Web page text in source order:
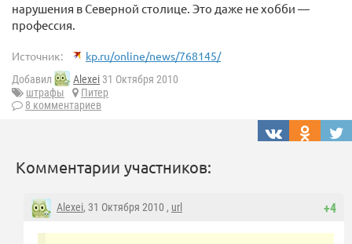
нарушения в Северной столице. Это даже не хобби —
профессия.
Источник: kp.ru/online/news/768145/
Добавил Alexei 31 Октября 2010
штрафы
Питер
8 комментариев
Комментарии участников:
+4
Alexei, 31 Октября 2010 , url